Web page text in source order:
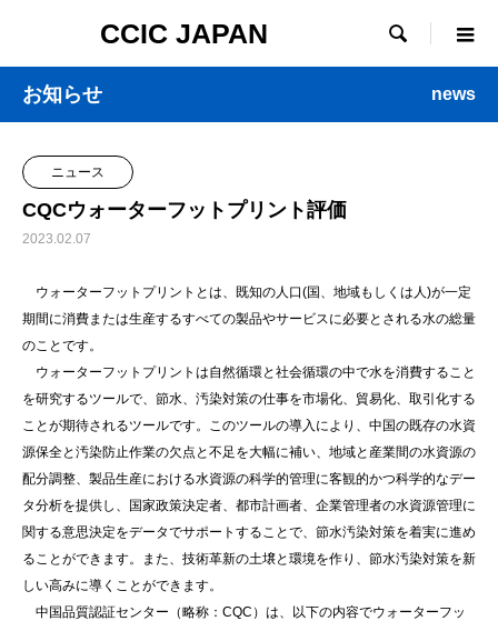
CCIC JAPAN 
お知らせ news
ニュース
CQCウォーターフットプリント評価
2023.02.07
ウォーターフットプリントとは、既知の人口(国、地域もしくは人)が一定
期間に消費または生産するすべての製品やサービスに必要とされる水の総量
のことです。
ウォーターフットプリントは自然循環と社会循環の中で水を消費すること
を研究するツールで、節水、汚染対策の仕事を市場化、貿易化、取引化する
ことが期待されるツールです。このツールの導入により、中国の既存の水資
源保全と汚染防止作業の欠点と不足を大幅に補い、地域と産業間の水資源の
配分調整、製品生産における水資源の科学的管理に客観的かつ科学的なデー
タ分析を提供し、国家政策決定者、都市計画者、企業管理者の水資源管理に
関する意思決定をデータでサポートすることで、節水汚染対策を着実に進め
ることができます。また、技術革新の土壌と環境を作り、節水汚染対策を新
しい高みに導くことができます。
中国品質認証センター（略称：CQC）は、以下の内容でウォーターフッ